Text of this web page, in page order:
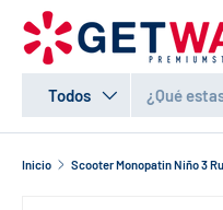
IR AL CONTENIDO
Todos
Inicio Scooter Monopatin Niño 3